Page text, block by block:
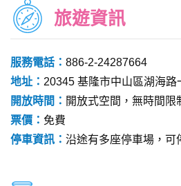
旅遊資訊
服務電話： 886-2-24287664
地址： 20345 基隆市中山區湖海路
開放時間： 開放式空間，無時間限
票價： 免費
停車資訊： 沿途有多座停車場，可